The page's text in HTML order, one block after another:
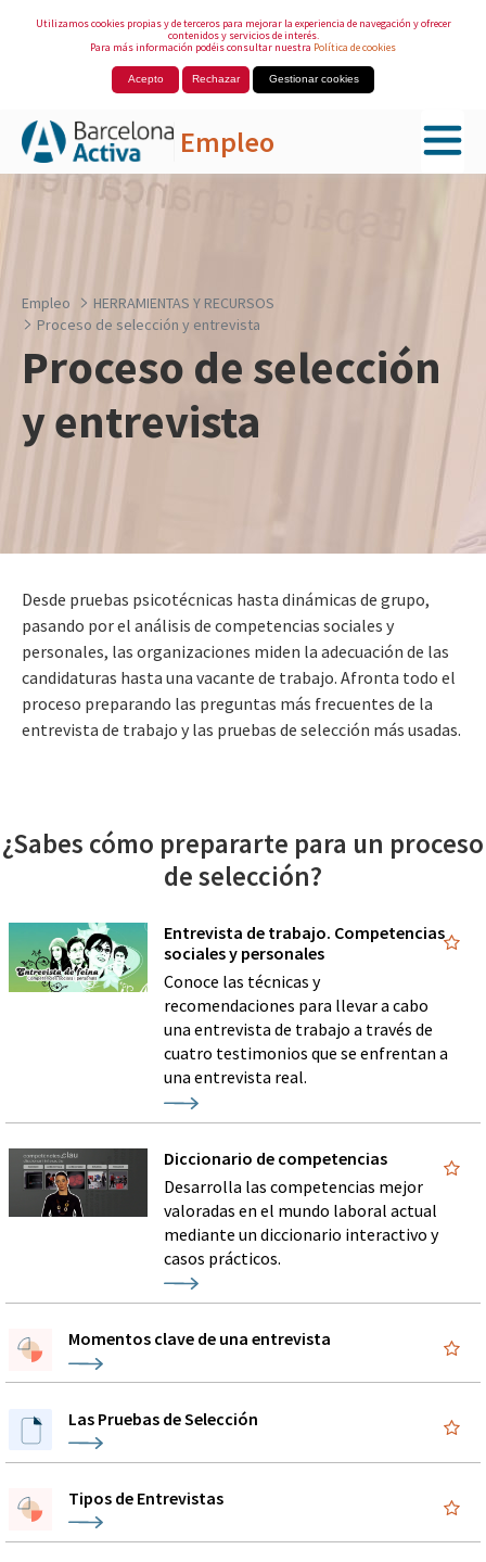
Utilizamos cookies propias y de terceros para mejorar la experiencia de navegación y ofrecer
contenidos y servicios de interés.
Para más información podéis consultar nuestra Política de cookies
Acepto Rechazar Gestionar cookies
Empleo
Saltar al contenido principal
Empleo
HERRAMIENTAS Y RECURSOS
Proceso de selección y entrevista
Proceso de selección
y entrevista
Desde pruebas psicotécnicas hasta dinámicas de grupo,
pasando por el análisis de competencias sociales y
personales, las organizaciones miden la adecuación de las
candidaturas hasta una vacante de trabajo. Afronta todo el
proceso preparando las preguntas más frecuentes de la
entrevista de trabajo y las pruebas de selección más usadas.
¿Sabes cómo prepararte para un proceso
de selección?
Entrevista de trabajo. Competencias
sociales y personales
Conoce las técnicas y
recomendaciones para llevar a cabo
una entrevista de trabajo a través de
cuatro testimonios que se enfrentan a
una entrevista real.
Diccionario de competencias
Desarrolla las competencias mejor
valoradas en el mundo laboral actual
mediante un diccionario interactivo y
casos prácticos.
Momentos clave de una entrevista
Las Pruebas de Selección
Tipos de Entrevistas